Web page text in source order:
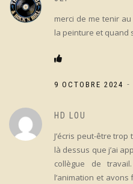
merci de me tenir
la peinture et quand
9 OCTOBRE 2024 -
HD LOU
J’écris peut-être trop
là dessus que j’ai
collègue de
l’animation et